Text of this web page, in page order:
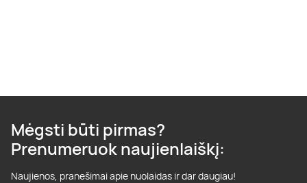
Mėgsti būti pirmas?
Prenumeruok naujienlaiškį:
Naujienos, pranešimai apie nuolaidas ir dar daugiau!